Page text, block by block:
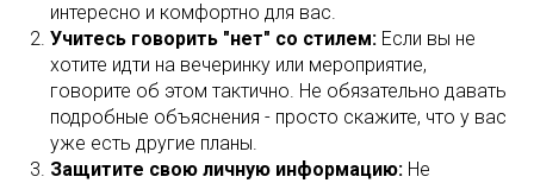
интересно и комфортно для вас.
Учитесь говорить "нет" со стилем: Если вы не
хотите идти на вечеринку или мероприятие,
говорите об этом тактично. Не обязательно давать
подробные объяснения - просто скажите, что у вас
уже есть другие планы.
Защитите свою личную информацию: Не